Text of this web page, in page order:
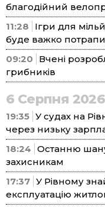
благодійний
11:28
Ігри для
буде важко
09:20
Вчені
грибників
6 Серпня 2026
19:35 У судах на
через низьку
18:24 Останню
захисникам
17:37 У Рівному
експлуатацію